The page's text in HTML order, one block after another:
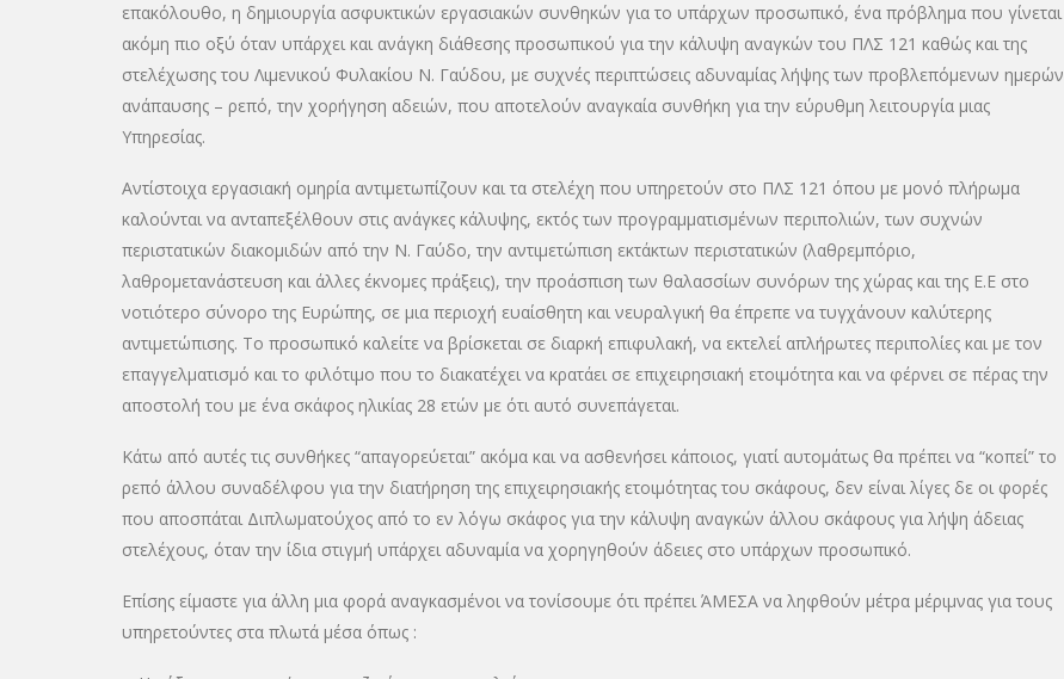
επακόλουθο, η δημιουργία ασφυκτικών εργασιακών συνθηκών για το υπάρχων προσωπικό, ένα πρόβλημα που γίνεται
ακόμη πιο οξύ όταν υπάρχει και ανάγκη διάθεσης προσωπικού για την κάλυψη αναγκών του ΠΛΣ 121 καθώς και της
στελέχωσης του Λιμενικού Φυλακίου Ν. Γαύδου, με συχνές περιπτώσεις αδυναμίας λήψης των προβλεπόμενων ημερών
ανάπαυσης – ρεπό, την χορήγηση αδειών, που αποτελούν αναγκαία συνθήκη για την εύρυθμη λειτουργία μιας
Υπηρεσίας.
Αντίστοιχα εργασιακή ομηρία αντιμετωπίζουν και τα στελέχη που υπηρετούν στο ΠΛΣ 121 όπου με μονό πλήρωμα
καλούνται να ανταπεξέλθουν στις ανάγκες κάλυψης, εκτός των προγραμματισμένων περιπολιών, των συχνών
περιστατικών διακομιδών από την Ν. Γαύδο, την αντιμετώπιση εκτάκτων περιστατικών (λαθρεμπόριο,
λαθρομετανάστευση και άλλες έκνομες πράξεις), την προάσπιση των θαλασσίων συνόρων της χώρας και της Ε.Ε στο
νοτιότερο σύνορο της Ευρώπης, σε μια περιοχή ευαίσθητη και νευραλγική θα έπρεπε να τυγχάνουν καλύτερης
αντιμετώπισης. Το προσωπικό καλείτε να βρίσκεται σε διαρκή επιφυλακή, να εκτελεί απλήρωτες περιπολίες και με τον
επαγγελματισμό και το φιλότιμο που το διακατέχει να κρατάει σε επιχειρησιακή ετοιμότητα και να φέρνει σε πέρας την
αποστολή του με ένα σκάφος ηλικίας 28 ετών με ότι αυτό συνεπάγεται.
Κάτω από αυτές τις συνθήκες “απαγορεύεται” ακόμα και να ασθενήσει κάποιος, γιατί αυτομάτως θα πρέπει να “κοπεί” το
ρεπό άλλου συναδέλφου για την διατήρηση της επιχειρησιακής ετοιμότητας του σκάφους, δεν είναι λίγες δε οι φορές
που αποσπάται Διπλωματούχος από το εν λόγω σκάφος για την κάλυψη αναγκών άλλου σκάφους για λήψη άδειας
στελέχους, όταν την ίδια στιγμή υπάρχει αδυναμία να χορηγηθούν άδειες στο υπάρχων προσωπικό.
Επίσης είμαστε για άλλη μια φορά αναγκασμένοι να τονίσουμε ότι πρέπει ΆΜΕΣΑ να ληφθούν μέτρα μέριμνας για τους
υπηρετούντες στα πλωτά μέσα όπως :